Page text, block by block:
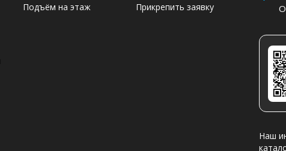
Подъём на этаж
Прикрепить заявку
Наш